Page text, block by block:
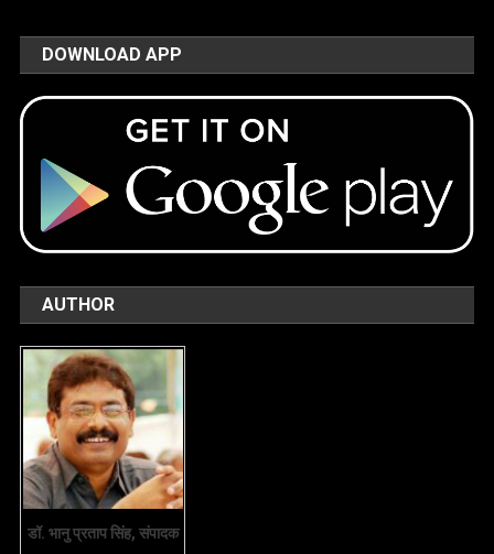
DOWNLOAD APP
AUTHOR
डॉ. भानु प्रताप सिंह, संपादक